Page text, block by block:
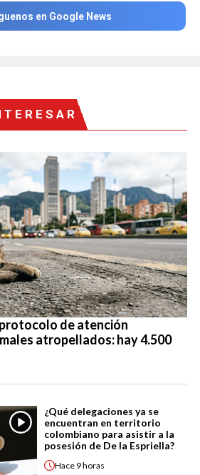
en Google News
de atención
atropellados: hay 4.500
¿Qué delegaciones ya se
encuentran en territorio
colombiano para asistir a la
posesión de De la Espriella?
Hace 9 horas